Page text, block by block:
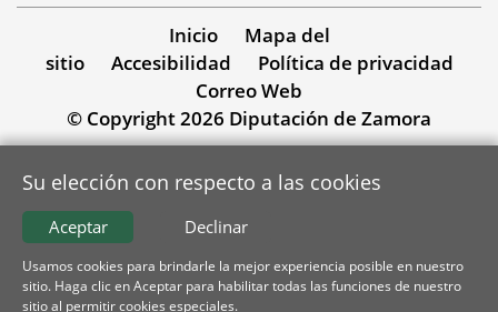
Inicio
Mapa del
sitio
Accesibilidad
Política de privacidad
Correo Web
© Copyright 2026 Diputación de Zamora
Su elección con respecto a las cookies
Declinar
Aceptar
Usamos cookies para brindarle la mejor experiencia posible en nuestro
sitio. Haga clic en Aceptar para habilitar todas las funciones de nuestro
sitio al permitir cookies especiales.